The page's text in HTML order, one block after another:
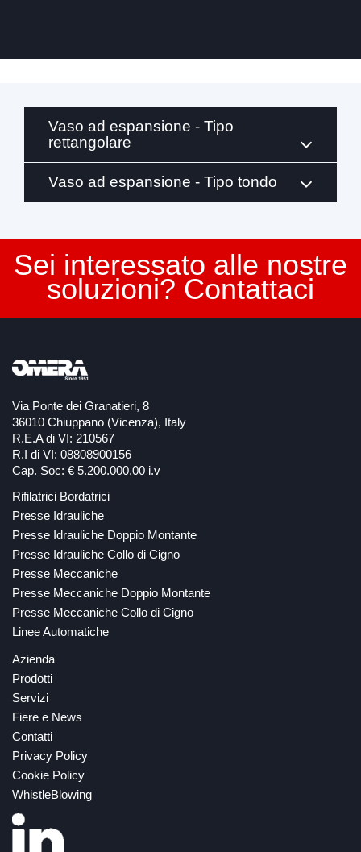
Vaso ad espansione - Tipo
rettangolare
Vaso ad espansione - Tipo tondo
Sei interessato alle nostre
soluzioni? Contattaci
Via Ponte dei Granatieri, 8
36010 Chiuppano (Vicenza), Italy
R.E.A di VI: 210567
R.I di VI: 08808900156
Cap. Soc: € 5.200.000,00 i.v
Rifilatrici Bordatrici
Presse Idrauliche
Presse Idrauliche Doppio Montante
Presse Idrauliche Collo di Cigno
Presse Meccaniche
Presse Meccaniche Doppio Montante
Presse Meccaniche Collo di Cigno
Linee Automatiche
Azienda
Prodotti
Servizi
Fiere e News
Contatti
Privacy Policy
Cookie Policy
WhistleBlowing